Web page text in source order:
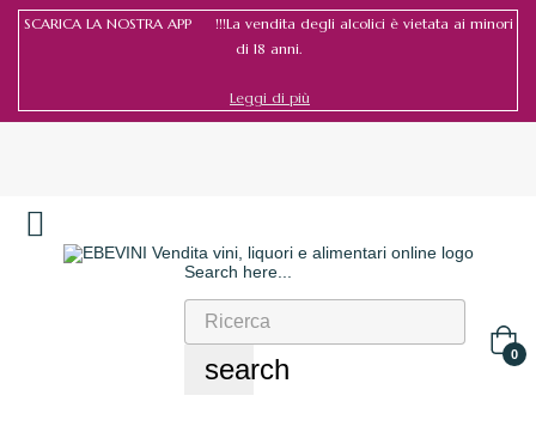
SCARICA LA NOSTRA APP !!!La vendita degli alcolici è vietata ai minori
di 18 anni.
Leggi di più
Search here...
search 0